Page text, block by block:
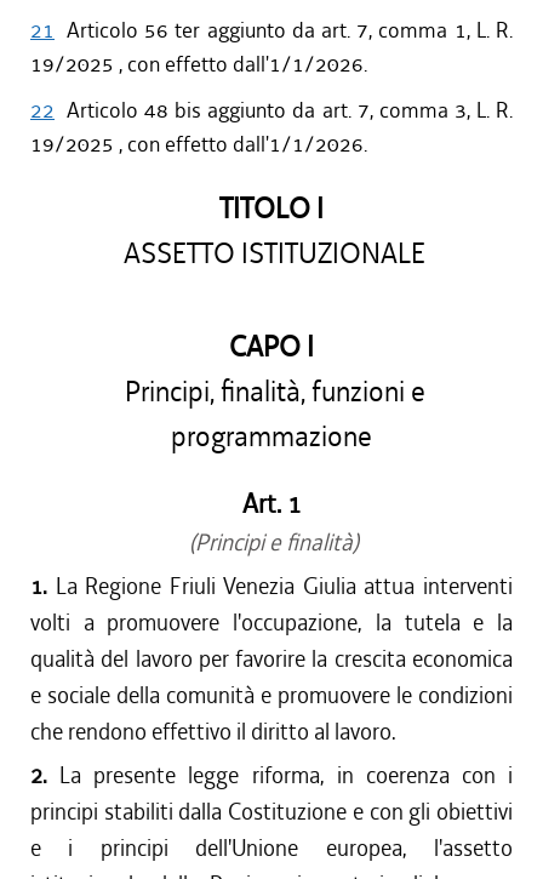
21 Articolo 56 ter aggiunto da art. 7, comma 1, L. R.
19/2025 , con effetto dall'1/1/2026.
22 Articolo 48 bis aggiunto da art. 7, comma 3, L. R.
19/2025 , con effetto dall'1/1/2026.
TITOLO I
ASSETTO ISTITUZIONALE
CAPO I
Principi, finalità, funzioni e
programmazione
Art. 1
(Principi e finalità)
1. La Regione Friuli Venezia Giulia attua interventi
volti a promuovere l'occupazione, la tutela e la
qualità del lavoro per favorire la crescita economica
e sociale della comunità e promuovere le condizioni
che rendono effettivo il diritto al lavoro.
2. La presente legge riforma, in coerenza con i
principi stabiliti dalla Costituzione e con gli obiettivi
e i principi dell'Unione europea, l'assetto